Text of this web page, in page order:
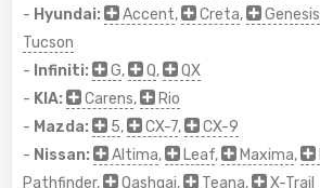
- Hyundai: Accent, Creta, Genesis
Tucson
- Infiniti: G, Q,
QX
- KIA: Carens,
Rio
- Mazda: 5, CX-7,
CX-9
- Nissan: Altima, Leaf, Maxima,
Pathfinder, Qashqai, Teana,
X-Trail